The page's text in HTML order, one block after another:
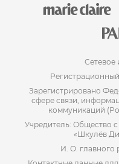
Сетевое
Зарегистрировано
сфере связи,
коммуникаций
Учредитель: Общество
«Шкулёв
И. О.